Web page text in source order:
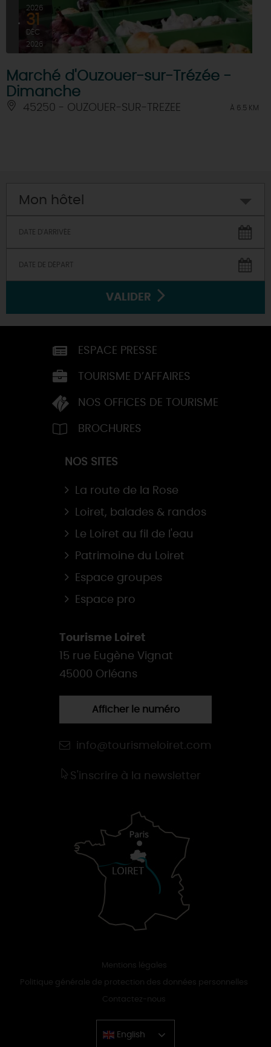
2026
31
DÉC
2026
Marché d'Ouzouer-sur-Trézée -
Dimanche
45250 - OUZOUER-SUR-TREZEE À 6.5 KM
Mon hôtel
VALIDER
ESPACE PRESSE
TOURISME D’AFFAIRES
NOS OFFICES DE TOURISME
BROCHURES
NOS SITES
La route de la Rose
Loiret, balades & randos
Le Loiret au fil de l'eau
Patrimoine du Loiret
Espace groupes
Espace pro
Tourisme Loiret
15 rue Eugène Vignat
45000 Orléans
Afficher le numéro
info@tourismeloiret.com
S'inscrire à la newsletter
Mentions légales
Politique générale de protection des données personnelles
Contactez-nous
English